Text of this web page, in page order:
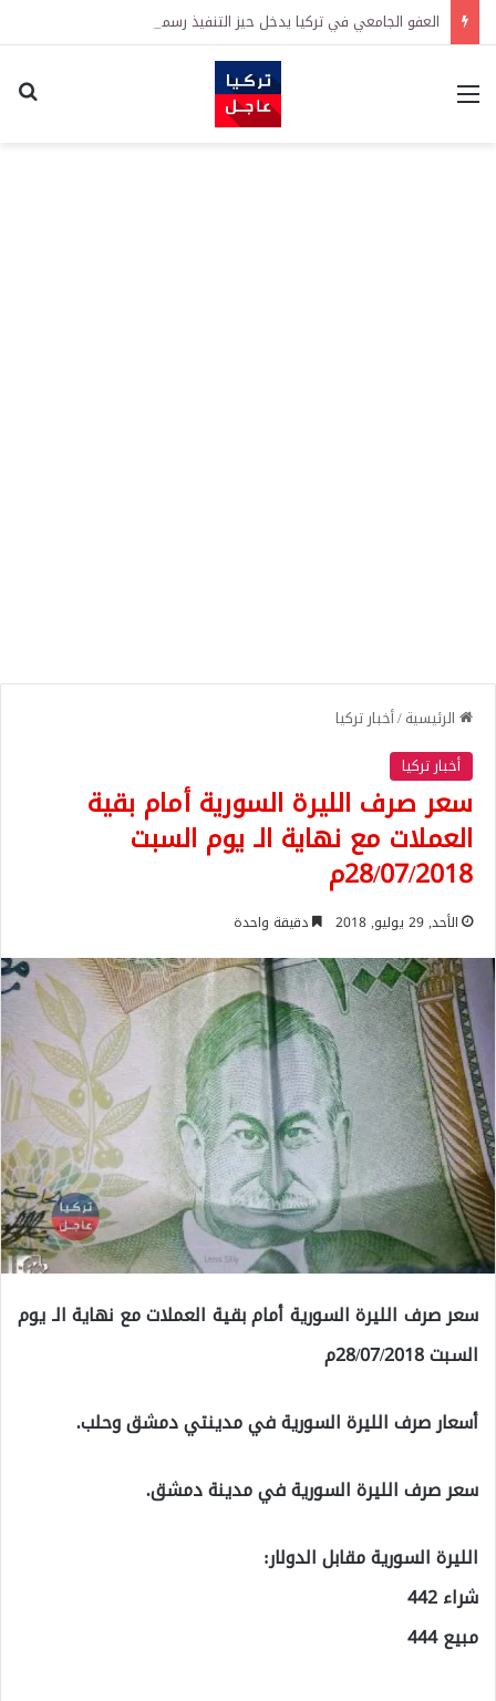
العفو الجامعي في تركيا يدخل حيز التنفيذ رسمياً
القائمة
الرئيسية/أخبار تركيا
أخبار تركيا
سعر صرف الليرة السورية أمام بقية
العملات مع نهاية الـ يوم السبت
28/07/2018م
الأحد, 29 يوليو, 2018 دقيقة واحدة
سعر صرف الليرة السورية أمام بقية العملات مع نهاية الـ يوم
السبت 28/07/2018م
أسعار صرف الليرة السورية في مدينتي دمشق وحلب.
سعر صرف الليرة السورية في مدينة دمشق.
الليرة السورية مقابل الدولار:
شراء 442
مبيع 444